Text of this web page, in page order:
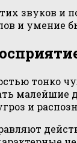
звуков
и умение
тонко
малейшие
и